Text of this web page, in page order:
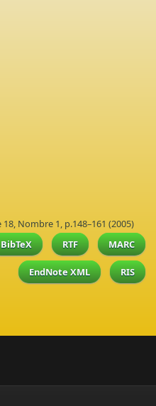
Nombre 1, p.148–161 (2005)
BibTeX RTF MARC
EndNote XML RIS